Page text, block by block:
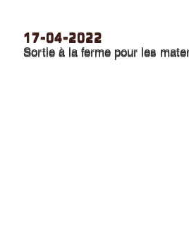
17-04-2022
Sortie à la ferme pour les
17-04-2022
Sortie à la ferme pour les